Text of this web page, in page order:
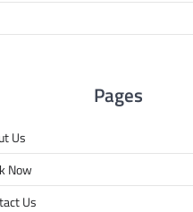
Pages
Us
Now
Us